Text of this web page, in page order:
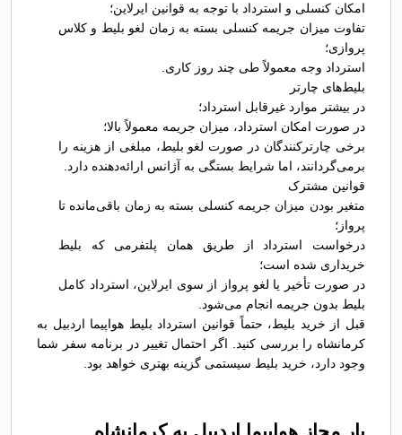
امکان کنسلی و استرداد با توجه به قوانین ایرلاین؛
تفاوت میزان جریمه کنسلی بسته به زمان لغو بلیط و کلاس
پروازی؛
استرداد وجه معمولاً طی چند روز کاری.
بلیط‌های چارتر
در بیشتر موارد غیرقابل استرداد؛
در صورت امکان استرداد، میزان جریمه معمولاً بالا؛
برخی چارترکنندگان در صورت لغو بلیط، مبلغی از هزینه را
برمی‌گردانند، اما شرایط بستگی به آژانس ارائه‌دهنده دارد.
قوانین مشترک
متغیر بودن میزان جریمه کنسلی بسته به زمان باقی‌مانده تا
پرواز؛
درخواست استرداد از طریق همان پلتفرمی که بلیط
خریداری شده است؛
در صورت تأخیر یا لغو پرواز از سوی ایرلاین، استرداد کامل
بلیط بدون جریمه انجام می‌شود.
قبل از خرید بلیط، حتماً قوانین استرداد بلیط هواپیما اردبیل به
کرمانشاه را بررسی کنید. اگر احتمال تغییر در برنامه سفر شما
وجود دارد، خرید بلیط سیستمی گزینه بهتری خواهد بود.